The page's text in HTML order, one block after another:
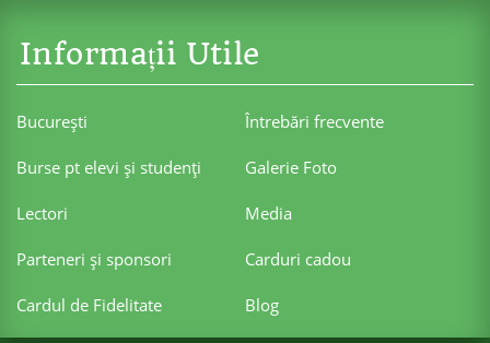
Informații Utile
Bucureşti Întrebări frecvente
Burse pt elevi şi studenţi Galerie Foto
Lectori Media
Parteneri şi sponsori Carduri cadou
Cardul de Fidelitate Blog